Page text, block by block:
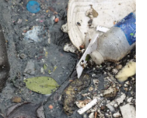
Việt Nam
điện tử số 483/GP-BTTTT